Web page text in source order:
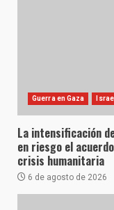
Guerra en Gaza Israel
La intensificación
en riesgo el
crisis humanitaria
6 de agosto de 2026